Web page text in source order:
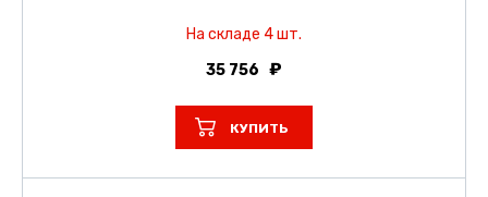
На складе 4 шт.
35 756
КУПИТЬ